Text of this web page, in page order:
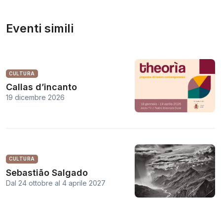
Eventi simili
CULTURA
Callas d’incanto
19 dicembre 2026
CULTURA
Sebastião Salgado
Dal 24 ottobre al 4 aprile 2027